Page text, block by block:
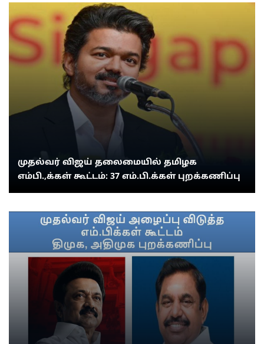
முதல்வர் விஜய் தலைமையில் தமிழக
எம்பி.,க்கள் கூட்டம்: 37 எம்.பி.க்கள் புறக்கணிப்பு